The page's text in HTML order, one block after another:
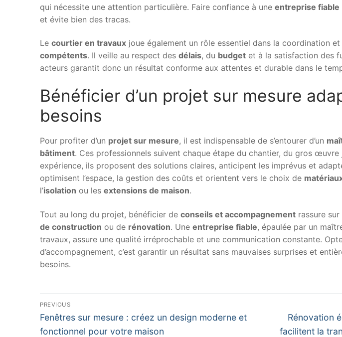
qui nécessite une attention particulière. Faire confiance à une entreprise fiable
et évite bien des tracas.
Le courtier en travaux joue également un rôle essentiel dans la coordination
compétents. Il veille au respect des délais, du budget et à la satisfaction des
acteurs garantit donc un résultat conforme aux attentes et durable dans le
Bénéficier d’un projet sur mesure
besoins
Pour profiter d’un projet sur mesure, il est indispensable de s’entourer d’un
bâtiment. Ces professionnels suivent chaque étape du chantier, du gros œuvre
expérience, ils proposent des solutions claires, anticipent les imprévus et
optimisent l’espace, la gestion des coûts et orientent vers le choix de
l’isolation ou les extensions de maison.
Tout au long du projet, bénéficier de conseils et accompagnement rassure
de construction ou de rénovation. Une entreprise fiable, épaulée par un
travaux, assure une qualité irréprochable et une communication constante.
d’accompagnement, c’est garantir un résultat sans mauvaises surprises et
besoins.
Navigation
de
PREVIOUS
Previous
post:
Fenêtres sur mesure : créez un design moderne et
fonctionnel pour votre maison
Next
post:
Rénovation
facilitent la